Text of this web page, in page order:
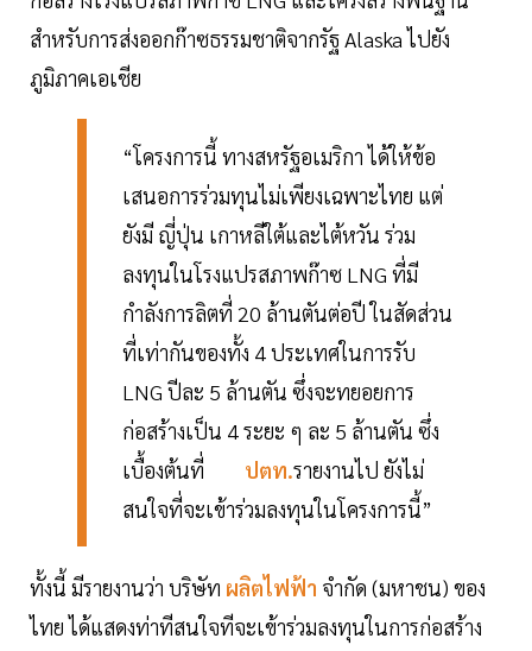
สำหรับการส่งออกก๊าซธรรมชาติจากรัฐ Alaska ไปยัง
ภูมิภาคเอเชีย
“โครงการนี้ ทางสหรัฐอเมริกา ได้ให้ข้อ
เสนอการร่วมทุนไม่เพียงเฉพาะไทย แต่
ยังมี ญี่ปุ่น เกาหลีใต้และไต้หวัน ร่วม
ลงทุนในโรงแปรสภาพก๊าซ LNG ที่มี
กำลังการลิตที่ 20 ล้านตันต่อปี ในสัดส่วน
ที่เท่ากันของทั้ง 4 ประเทศในการรับ
LNG ปีละ 5 ล้านตัน ซึ่งจะทยอยการ
ก่อสร้างเป็น 4 ระยะ ๆ ละ 5 ล้านตัน ซึ่ง
เบื้องต้นที่
ปตท.รายงานไป ยังไม่
สนใจที่จะเข้าร่วมลงทุนในโครงการนี้”
ทั้งนี้ มีรายงานว่า บริษัท ผลิตไฟฟ้า จำกัด (มหาชน) ของ
ไทย ได้แสดงท่าทีสนใจทีจะเข้าร่วมลงทุนในการก่อสร้าง